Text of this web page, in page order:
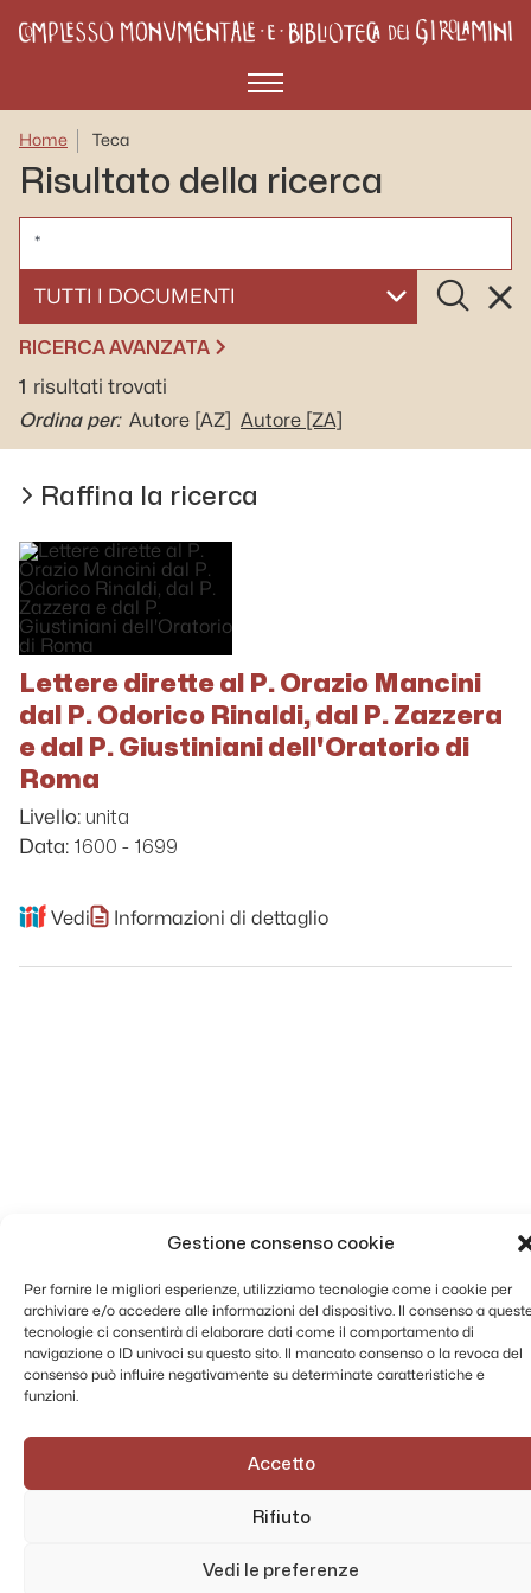
Gestione consenso cookie
Per fornire le migliori esperienze, utilizziamo tecnologie come i cookie per
archiviare e/o accedere alle informazioni del dispositivo. Il consenso a
tecnologie ci consentirà di elaborare dati come il comportamento di
navigazione o ID univoci su questo sito. Il mancato consenso o la revoca del
consenso può influire negativamente su determinate caratteristiche e
funzioni.
Accetto
Rifiuto
Vedi le preferenze
Menù
Home Teca
Risultato della ricerca
SELEZIONA UN DOCUMENTO
Cerca
RICERCA AVANZATA
1 risultati trovati
Ordina per: Autore [AZ] Autore [ZA]
Raffina la ricerca
Lettere dirette al P. Orazio Mancini
dal P. Odorico Rinaldi, dal P. Zazzera
e dal P. Giustiniani dell'Oratorio di
Roma
Livello: unita
Data: 1600 - 1699
Vedi Informazioni di dettaglio